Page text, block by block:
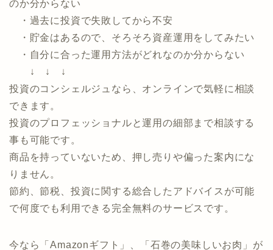
ギフト最大60,000円分プレゼント！
以下のお悩みがある方におすすめのサービスです。
・運用したいけど、種類が多くて何からしたら良い
・自分に合った運用方法がどれなのか分からない
投資のコンシェルジュなら、オンラインで気軽に相談
事も可能です。